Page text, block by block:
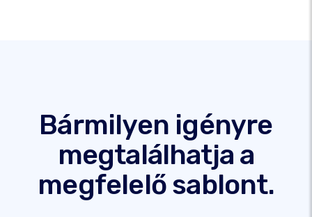
Bármilyen igényre
megtalálhatja a
megfelelő sablont.